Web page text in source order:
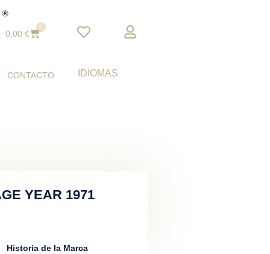
0,00€
0
Cart
CONTACTO IDIOMAS
YEAR 1971
Historia de la Marca